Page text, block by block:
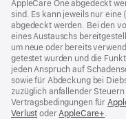
AppleCare One abgedeckt
sind. Es kann jeweils nur eine
abgedeckt werden. Bei den
eines Austauschs
um neue oder bereits
getestet wurden und die
jeden Anspruch auf
sowie für Abdeckung bei
zuzüglich anfallender
Vertragsbedingungen für
Verlust (Öffnet
oder AppleCare+